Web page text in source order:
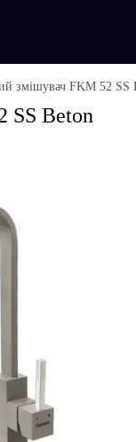
змішувач FKM 52 SS
SS Beton